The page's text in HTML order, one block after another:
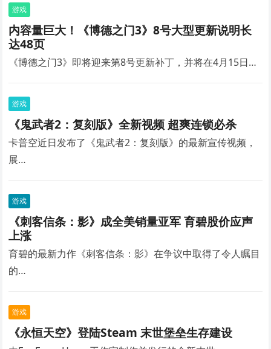
游戏
内容量巨大！《博德之门3》8号大型更新说明长
达48页
《博德之门3》即将迎来第8号更新补丁，并将在4月15日…
游戏
《鬼武者2：复刻版》全新视频 超爽连锁必杀
卡普空近日发布了《鬼武者2：复刻版》的最新宣传视频，
展…
游戏
《刺客信条：影》成全美销量亚军 育碧股价应声
上涨
育碧的最新力作《刺客信条：影》在争议中取得了令人瞩目
的…
游戏
《永恒天空》登陆Steam 末世堡垒生存建设